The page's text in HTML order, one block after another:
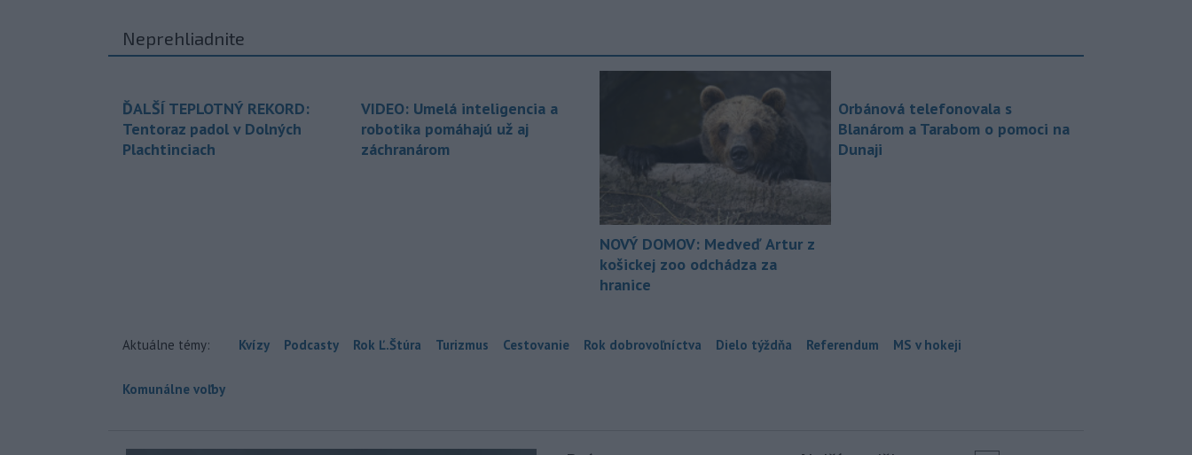
Neprehliadnite
ĎALŠÍ TEPLOTNÝ REKORD:
Tentoraz padol v Dolných
Plachtinciach
VIDEO: Umelá inteligencia a
robotika pomáhajú už aj
záchranárom
NOVÝ DOMOV: Medveď Artur z
košickej zoo odchádza za
hranice
Orbánová telefonovala s
Blanárom a Tarabom o pomoci na
Dunaji
Aktuálne témy: Kvízy Podcasty Rok Ľ.Štúra Turizmus Cestovanie Rok dobrovoľníctva Dielo týždňa Referendum MS v hokeji
Komunálne voľby